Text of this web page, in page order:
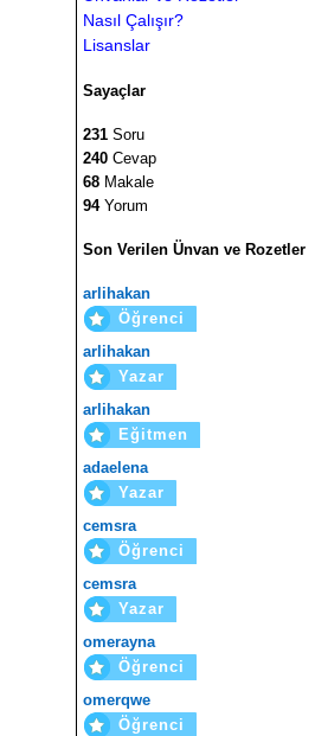
Nasıl Çalışır?
Lisanslar
Sayaçlar
231 Soru
240 Cevap
68 Makale
94Yorum
Son Verilen Ünvan ve Rozetler
arlihakan
Öğrenci
arlihakan
Yazar
arlihakan
Eğitmen
adaelena
Yazar
cemsra
Öğrenci
cemsra
Yazar
omerayna
Öğrenci
omerqwe
Öğrenci